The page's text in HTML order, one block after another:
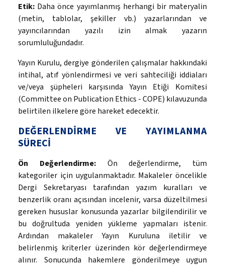
Etik: Daha önce yayımlanmış herhangi bir materyalin
(metin, tablolar, şekiller vb.) yazarlarından ve
yayıncılarından yazılı izin almak yazarın
sorumluluğundadır.
Yayın Kurulu, dergiye gönderilen çalışmalar hakkındaki
intihal, atıf yönlendirmesi ve veri sahteciliği iddiaları
ve/veya şüpheleri karşısında Yayın Etiği Komitesi
(Committee on Publication Ethics - COPE) kılavuzunda
belirtilen ilkelere göre hareket edecektir.
DEĞERLENDİRME VE YAYIMLANMA
SÜRECİ
Ön Değerlendirme:Ön değerlendirme, tüm
kategoriler için uygulanmaktadır. Makaleler öncelikle
Dergi Sekretaryası tarafından yazım kuralları ve
benzerlik oranı açısından incelenir, varsa düzeltilmesi
gereken hususlar konusunda yazarlar bilgilendirilir ve
bu doğrultuda yeniden yükleme yapmaları istenir.
Ardından makaleler Yayın Kuruluna iletilir ve
belirlenmiş kriterler üzerinden kör değerlendirmeye
alınır. Sonucunda hakemlere gönderilmeye uygun